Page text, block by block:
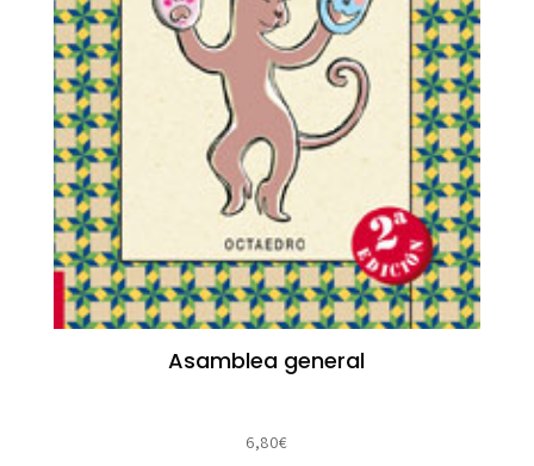
Asamblea general
6,80€